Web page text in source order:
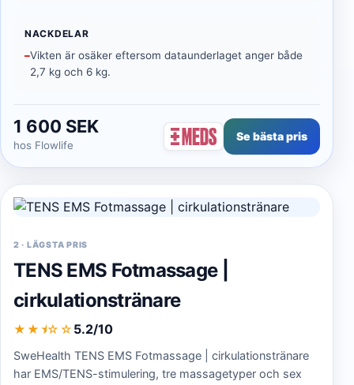
NACKDELAR
Vikten är osäker eftersom dataunderlaget anger både
2,7 kg och 6 kg.
1 600 SEK
hos Flowlife
Se bästa pris
2 · LÄGSTA PRIS
TENS EMS Fotmassage |
cirkulationstränare
★★ ★☆☆ 5.2/10
SweHealth TENS EMS Fotmassage | cirkulationstränare
har EMS/TENS-stimulering, tre massagetyper och sex